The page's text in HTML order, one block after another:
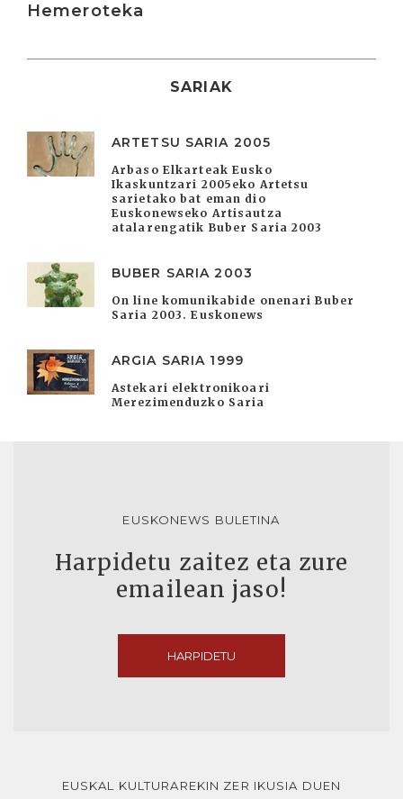
Hemeroteka
SARIAK
ARTETSU SARIA 2005
Arbaso Elkarteak Eusko
Ikaskuntzari 2005eko Artetsu
sarietako bat eman dio
Euskonewseko Artisautza
atalarengatik Buber Saria 2003
BUBER SARIA 2003
On line komunikabide onenari Buber
Saria 2003. Euskonews
ARGIA SARIA 1999
Astekari elektronikoari
Merezimenduzko Saria
EUSKONEWS BULETINA
Harpidetu zaitez eta zure
emailean jaso!
HARPIDETU
EUSKAL KULTURAREKIN ZER IKUSIA DUEN